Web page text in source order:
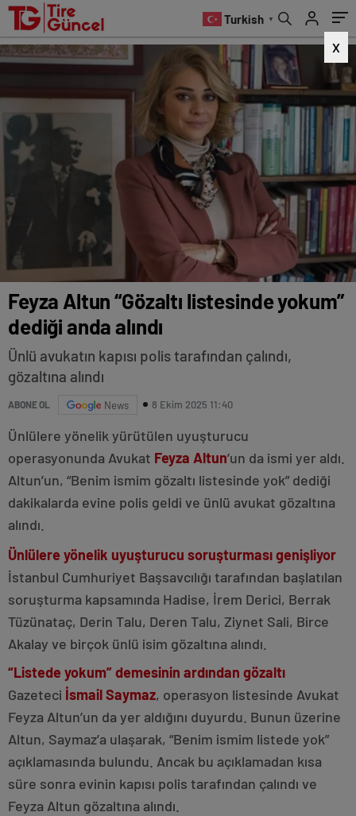
Turkish ▼
X
Feyza Altun “Gözaltı listesinde yokum”
dediği anda alındı
Ünlü avukatın kapısı polis tarafından çalındı,
gözaltına alındı
ABONE OL News 8 Ekim 2025 11:40
Ünlülere yönelik yürütülen uyuşturucu
operasyonunda Avukat Feyza Altun’un da ismi yer aldı.
Altun’un, “Benim ismim gözaltı listesinde yok” dediği
dakikalarda evine polis geldi ve ünlü avukat gözaltına
alındı.
Ünlülere yönelik uyuşturucu soruşturması genişliyor
İstanbul Cumhuriyet Başsavcılığı tarafından başlatılan
soruşturma kapsamında Hadise, İrem Derici, Berrak
Tüzünataç, Derin Talu, Deren Talu, Ziynet Sali, Birce
Akalay ve birçok ünlü isim gözaltına alındı.
“Listede yokum” demesinin ardından gözaltı
Gazeteci İsmail Saymaz, operasyon listesinde Avukat
Feyza Altun’un da yer aldığını duyurdu. Bunun üzerine
Altun, Saymaz’a ulaşarak, “Benim ismim listede yok”
açıklamasında bulundu. Ancak bu açıklamadan kısa
süre sonra evinin kapısı polis tarafından çalındı ve
Feyza Altun gözaltına alındı.